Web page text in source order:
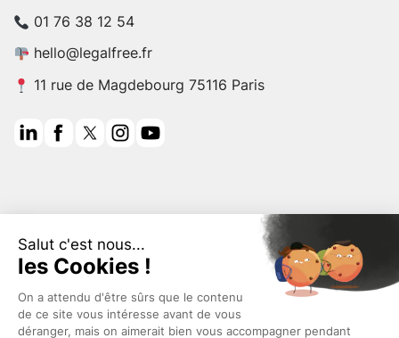
01 76 38 12 54
hello@legalfree.fr
11 rue de Magdebourg 75116 Paris
4 726 arbres plantés
Legalfree donne 1% de ses revenus pour planter des arbres à travers la
planète